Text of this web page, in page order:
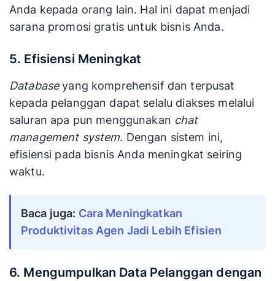
Anda kepada orang lain. Hal ini dapat menjadi
sarana promosi gratis untuk bisnis Anda.
5. Efisiensi Meningkat
Databaseyang komprehensif dan terpusat
kepada pelanggan dapat selalu diakses melalui
saluran apa pun menggunakan chat
management system. Dengan sistem ini,
efisiensi pada bisnis Anda meningkat seiring
waktu.
Baca juga: Cara Meningkatkan
Produktivitas Agen Jadi Lebih Efisien
6. Mengumpulkan Data Pelanggan dengan